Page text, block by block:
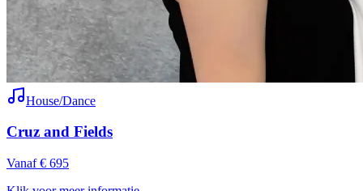
House/Dance
Cruz and Fields
Vanaf € 695